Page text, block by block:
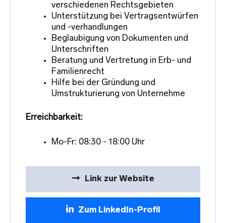
verschiedenen Rechtsgebieten
Unterstützung bei Vertragsentwürfen
und -verhandlungen
Beglaubigung von Dokumenten und
Unterschriften
Beratung und Vertretung in Erb- und
Familienrecht
Hilfe bei der Gründung und
Umstrukturierung von Unternehme
Erreichbarkeit:
Mo-Fr: 08:30 - 18:00 Uhr
Link zur Website
Zum LinkedIn-Profil